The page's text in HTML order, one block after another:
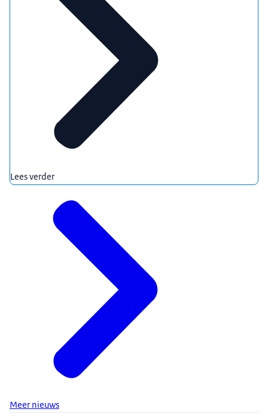
Lees verder
Meer nieuws